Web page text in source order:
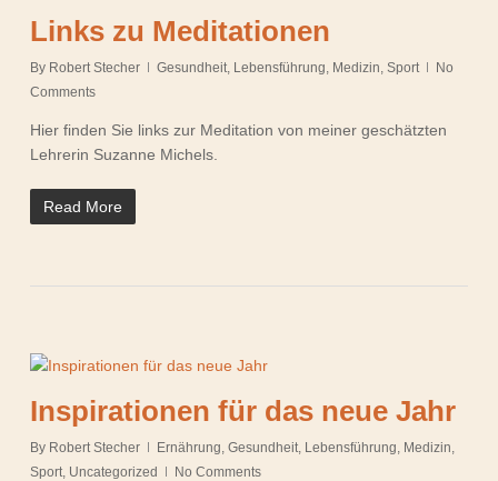
Links zu Meditationen
By Robert Stecher Gesundheit, Lebensführung, Medizin, Sport
No
Comments
Hier finden Sie links zur Meditation von meiner geschätzten
Lehrerin Suzanne Michels.
Read More
Inspirationen für das neue Jahr
By Robert Stecher Ernährung, Gesundheit, Lebensführung, Medizin,
Sport, Uncategorized No Comments